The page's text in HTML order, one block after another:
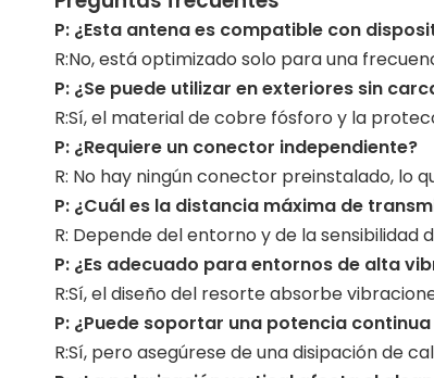
P: ¿Esta antena es compatible con
R:No, está optimizado solo para una
P: ¿Se puede utilizar en exteriores sin
R:Sí, el material de cobre fósforo y la
P: ¿Requiere un conector independiente?
R: No hay ningún conector preinstalado, lo
P: ¿Cuál es la distancia máxima de
R: Depende del entorno y de la
P: ¿Es adecuado para entornos de alta
R:Sí, el diseño del resorte absorbe
P: ¿Puede soportar una potencia continua
R:Sí, pero asegúrese de una disipación de